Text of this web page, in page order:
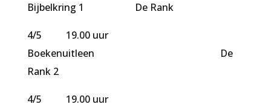
Bijbelkring 1 De Rank
4/5 19.00 uur
Boekenuitleen De
Rank 2
4/5 19.00 uur